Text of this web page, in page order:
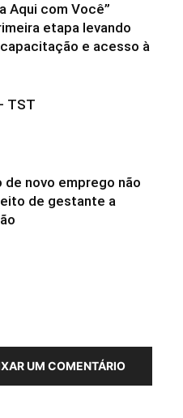
Aqui com Você”
etapa levando
e acesso à
TST
de novo emprego não
de gestante a
UM COMENTÁRIO